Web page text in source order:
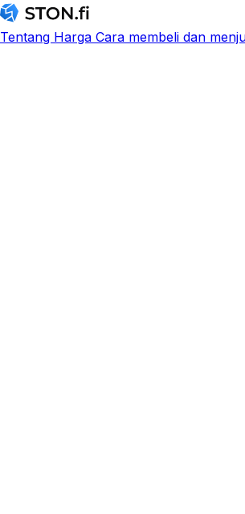
Tentang Harga Cara membeli dan